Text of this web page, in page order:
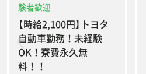
験者歓迎
【時給2,100円】トヨタ
自動車勤務！未経験
OK！寮費永久無
料！！